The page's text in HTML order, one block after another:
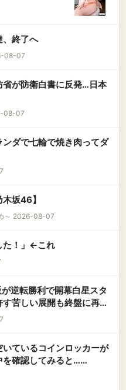
、終了へ
08-07
省が防衛白書に反発…日本
08-07
ダで七輪で焼き肉ってダ
坂46】
～ 2026-08-07
た！」←これ
が逆転勝利で開幕白星スタ
苦しい展開も終盤に再逆
ているコインロッカーが
を確認してみると……